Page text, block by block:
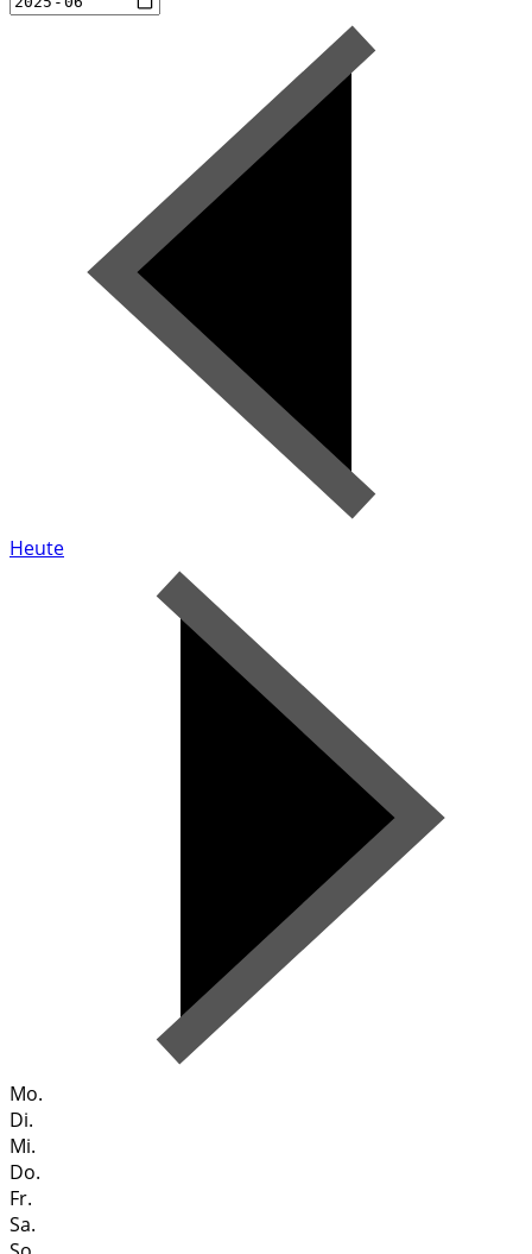
Heute
Mo.
Di.
Mi.
Do.
Fr.
Sa.